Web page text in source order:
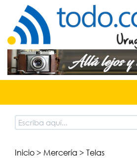
Inicio> Mercería > Telas